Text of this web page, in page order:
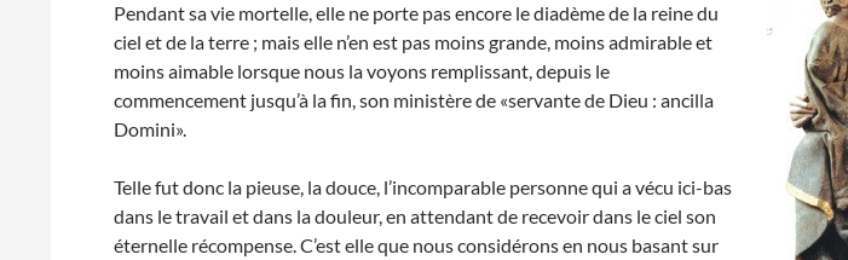
Pendant sa vie mortelle, elle ne porte pas encore le diadème de la reine du
ciel et de la terre ; mais elle n’en est pas moins grande, moins admirable et
moins aimable lorsque nous la voyons remplissant, depuis le
commencement jusqu’à la fin, son ministère de «servante de Dieu : ancilla
Domini».
Telle fut donc la pieuse, la douce, l’incomparable personne qui a vécu ici-bas
dans le travail et dans la douleur, en attendant de recevoir dans le ciel son
éternelle récompense. C’est elle que nous considérons en nous basant sur